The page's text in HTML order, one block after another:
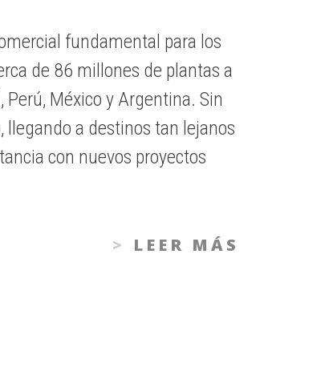
fundamental para los
de 86 millones de plantas a
México y Argentina. Sin
a destinos tan lejanos
con nuevos proyectos
LEER MÁS